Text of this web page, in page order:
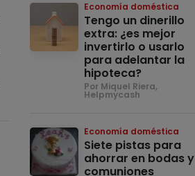
Economía doméstica
Tengo un dinerillo
extra: ¿es mejor
invertirlo o usarlo
para adelantar la
hipoteca?
Por Miquel Riera,
Helpmycash
Economía doméstica
Siete pistas para
ahorrar en bodas y
comuniones